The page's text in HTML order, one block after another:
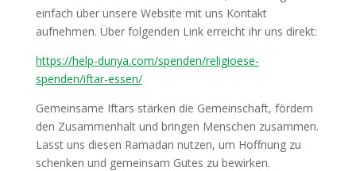
einfach über unsere Website mit uns Kontakt
aufnehmen. Über folgenden Link erreicht ihr uns direkt:
https://help-dunya.com/spenden/religioese-
spenden/iftar-essen/
Gemeinsame Iftars stärken die Gemeinschaft, fördern
den Zusammenhalt und bringen Menschen zusammen.
Lasst uns diesen Ramadan nutzen, um Hoffnung zu
schenken und gemeinsam Gutes zu bewirken.